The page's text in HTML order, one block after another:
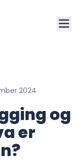
2024
og
er